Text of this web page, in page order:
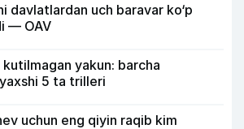
davlatlardan uch baravar ko‘p
— OAV
yakun: barcha
5 ta trilleri
uchun eng qiyin raqib kim